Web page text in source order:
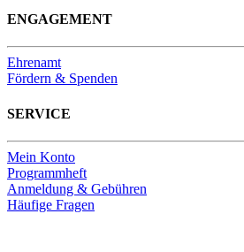
ENGAGEMENT
Ehrenamt
Fördern & Spenden
SERVICE
Mein Konto
Programmheft
Anmeldung & Gebühren
Häufige Fragen